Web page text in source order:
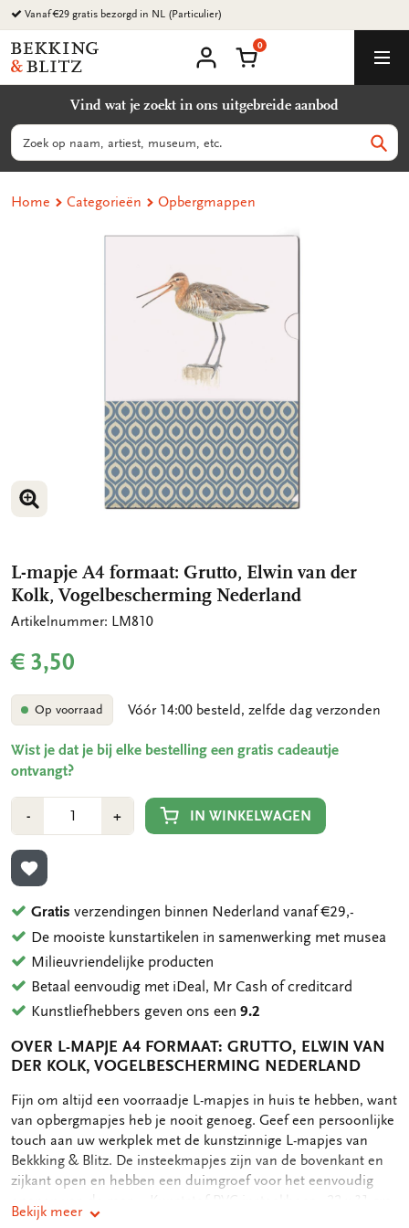
Ga
naar
content
Bekking
&
B.V.
account
Winkelmand
0
Vind wat je zoekt in ons uitgebreide aanbod
Zoeken
Home Categorieën Opbergmappen
VERGROOT AFBEELDING
L-mapje A4 formaat: Grutto, Elwin van der
Kolk, Vogelbescherming Nederland
Artikelnummer: LM810
€ 3,50
Op voorraad Vóór 14:00 besteld, zelfde dag verzonden
Wist je dat je bij elke bestelling een gratis cadeautje
ontvangt?
-Min
1
+Plus
1
IN WINKELWAGEN
TOEVOEGEN AAN VERLANGLIJST
Gratis verzendingen binnen Nederland vanaf €29,-
De mooiste kunstartikelen in samenwerking met musea
Milieuvriendelijke producten
Betaal eenvoudig met iDeal, Mr Cash of creditcard
Kunstliefhebbers geven ons een9.2
OVER L-MAPJE A4 FORMAAT: GRUTTO, ELWIN VAN
DER KOLK, VOGELBESCHERMING NEDERLAND
OMSCHRIJVING
Fijn om altijd een voorraadje L-mapjes in huis te hebben, want
van opbergmapjes heb je nooit genoeg. Geef een persoonlijke
touch aan uw werkplek met de kunstzinnige L-mapjes van
Bekkking & Blitz. De insteekmapjes zijn van de bovenkant en
zijkant open en hebben een duimgroef voor het eenvoudig
- Geschikt voor A4 formaat documenten - Full color print op
Bekijk meer